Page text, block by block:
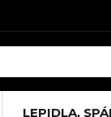
LEPIDLA,